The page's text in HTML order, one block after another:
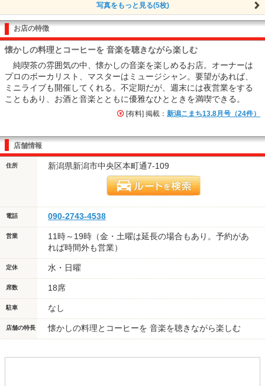
写真をもっと見る(5枚)
お店の特徴
懐かしの料理とコーヒーを 音楽を聴きながら楽しむ
純喫茶の雰囲気の中、懐かしの音楽を楽しめるお店。オーナーは
プロのボーカリスト、マスターはミュージシャン。要望があれば、
ミニライブも開催してくれる。不定期だが、週末には夜営業をする
こともあり、お酒と音楽とともに優雅なひとときを満喫できる。
[有料] 掲載： 新潟こまち13.8月号（24件）
店舗情報
住所 新潟県新潟市中央区本町通7-109
電話 090-2743-4538
営業
11時～19時（金・土曜は延長の場合もあり。予約があ
れば時間外も営業）
定休 水・日曜
席数 18席
駐車 なし
店舗の特長 懐かしの料理とコーヒーを 音楽を聴きながら楽しむ